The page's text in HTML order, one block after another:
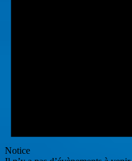
Notice